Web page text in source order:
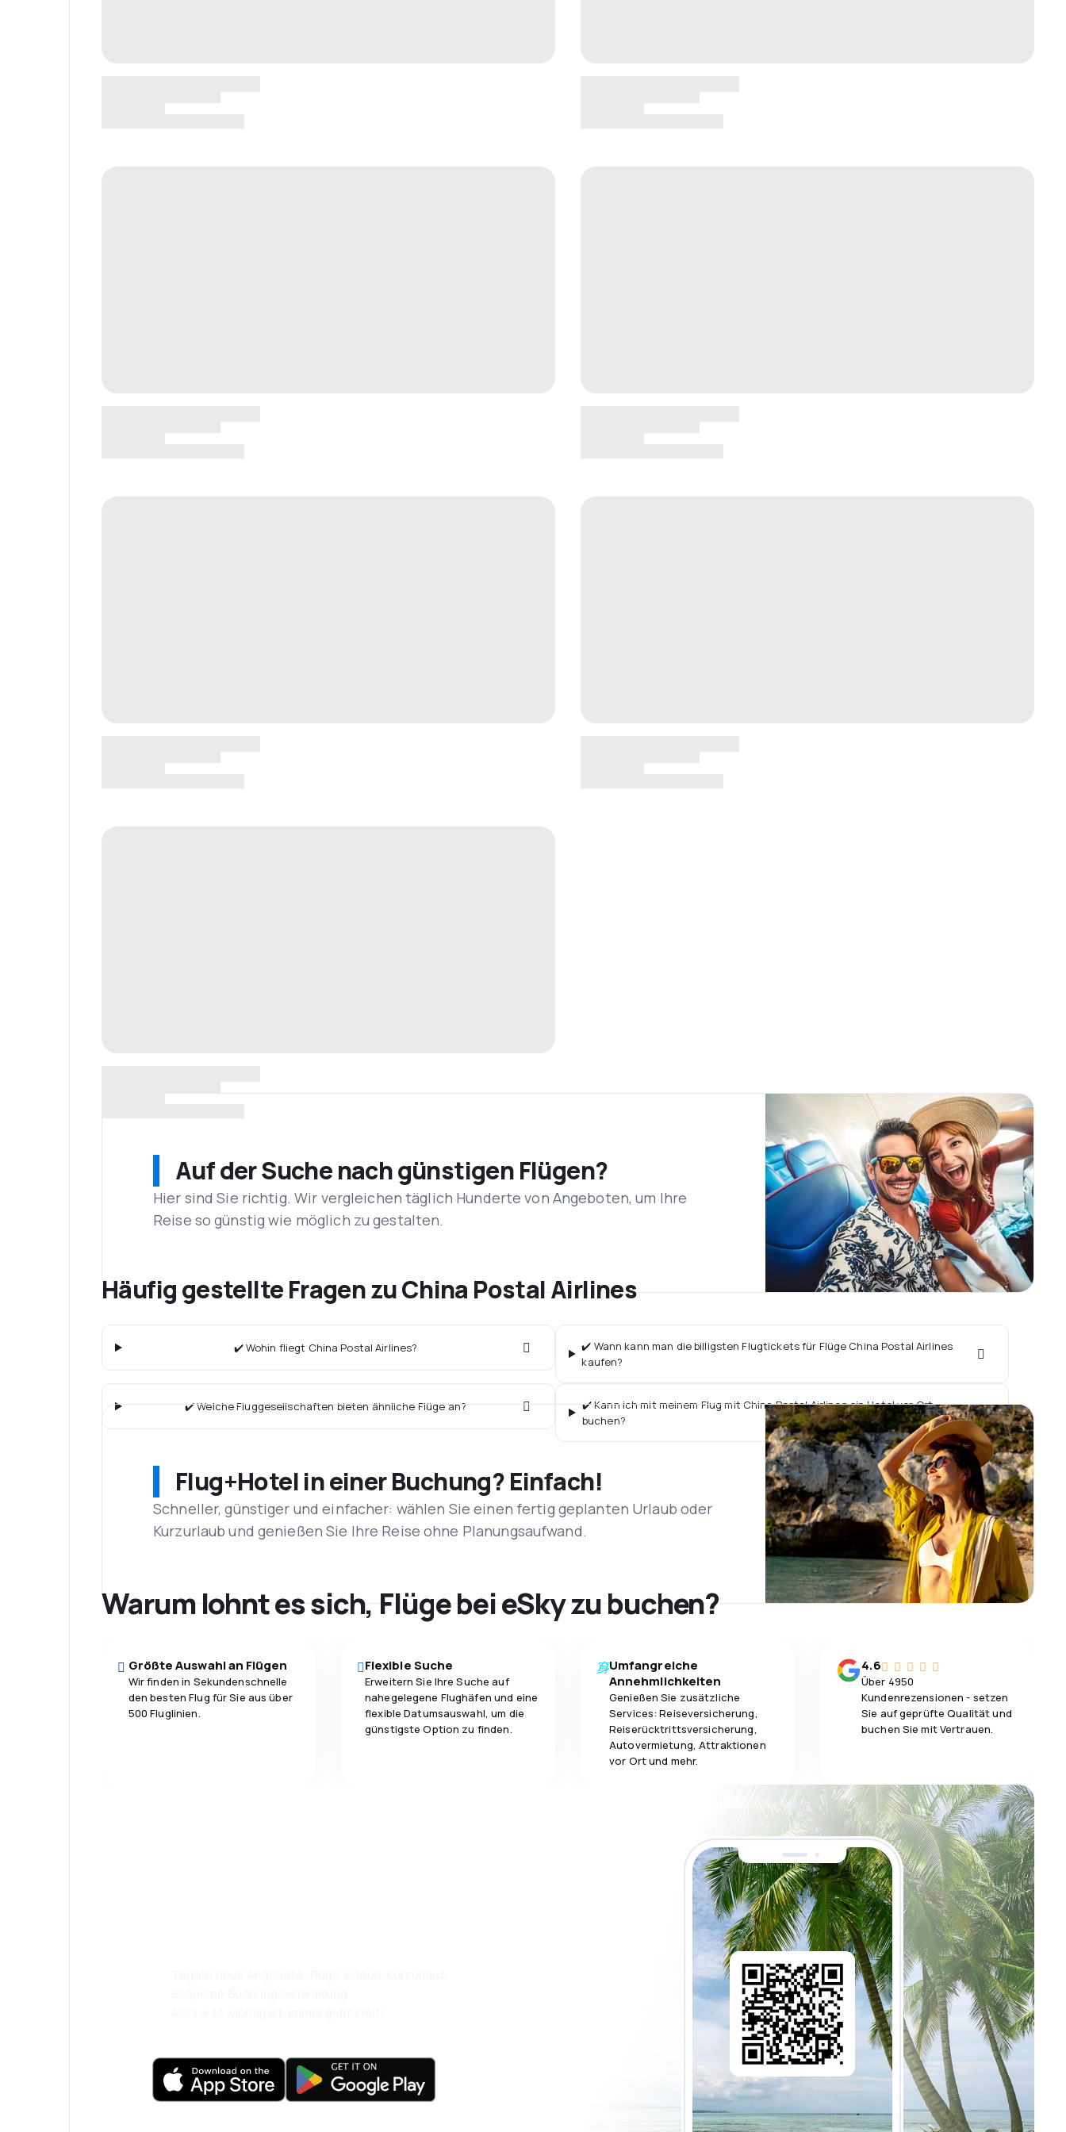
Auf der Suche nach günstigen Flügen?
Hier sind Sie richtig. Wir vergleichen täglich Hunderte von Angeboten, um Ihre
Reise so günstig wie möglich zu gestalten.
Häufig gestellte Fragen zu China Postal Airlines
✔️ Wohin fliegt China Postal Airlines?
✔️ Wann kann man die billigsten Flugtickets für Flüge China Postal Airlines
kaufen?
✔️ Welche Fluggesellschaften bieten ähnliche Flüge an?
✔️ Kann ich mit meinem Flug mit China Postal Airlines ein Hotel vor Ort
buchen?
Flug+Hotel in einer Buchung? Einfach!
Schneller, günstiger und einfacher: wählen Sie einen fertig geplanten Urlaub oder
Kurzurlaub und genießen Sie Ihre Reise ohne Planungsaufwand.
Warum lohnt es sich, Flüge bei eSky zu buchen?
Größte Auswahl an Flügen
Wir finden in Sekundenschnelle
den besten Flug für Sie aus über
500 Fluglinien.
Flexible Suche
Erweitern Sie Ihre Suche auf
nahegelegene Flughäfen und eine
flexible Datumsauswahl, um die
günstigste Option zu finden.
Umfangreiche
Annehmlichkeiten
Genießen Sie zusätzliche
Services: Reiseversicherung,
Reiserücktrittsversicherung,
Autovermietung, Attraktionen
vor Ort und mehr.
4.6
Über 4950
Kundenrezensionen - setzen
Sie auf geprüfte Qualität und
buchen Sie mit Vertrauen.